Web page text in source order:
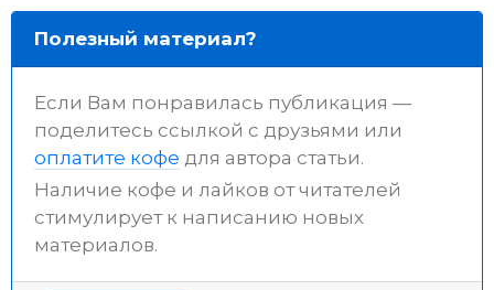
Полезный материал?
Если Вам понравилась публикация —
поделитесь ссылкой с друзьями или
оплатите кофе для автора статьи.
Наличие кофе и лайков от читателей
стимулирует к написанию новых
материалов.